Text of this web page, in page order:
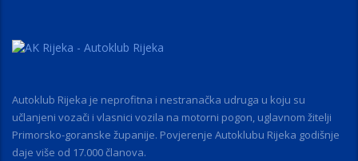
Autoklub Rijeka je neprofitna i nestranačka udruga u koju su
učlanjeni vozači i vlasnici vozila na motorni pogon, uglavnom žitelji
Primorsko-goranske županije. Povjerenje Autoklubu Rijeka godišnje
daje više od 17.000 članova.